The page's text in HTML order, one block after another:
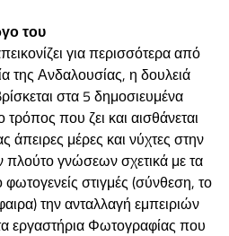
του
για περισσότερα από
της Ανδαλουσίας, η δουλειά
στα 5 δημοσιευμένα
που ζει και αισθάνεται
μέρες και νύχτες στην
πλούτο γνώσεων σχετικά με τα
φωτογενείς στιγμές (σύνθεση, το
την ανταλλαγή εμπειριών
τα εργαστήρια Φωτογραφίας που